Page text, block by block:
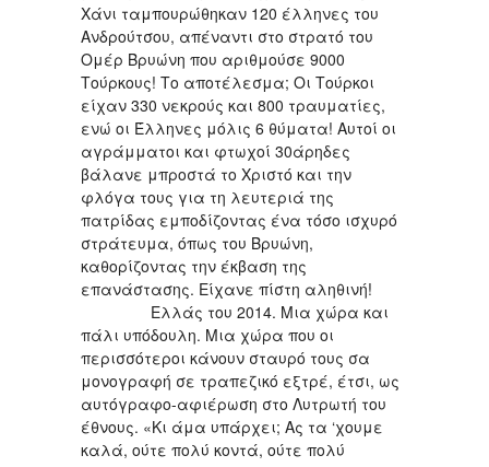
Χάνι ταμπουρώθηκαν 120 έλληνες του
Ανδρούτσου, απέναντι στο στρατό του
Ομέρ Βρυώνη που αριθμούσε 9000
Τούρκους! Το αποτέλεσμα; Οι Τούρκοι
είχαν 330 νεκρούς και 800 τραυματίες,
ενώ οι Έλληνες μόλις 6 θύματα! Αυτοί οι
αγράμματοι και φτωχοί 30άρηδες
βάλανε μπροστά το Χριστό και την
φλόγα τους για τη λευτεριά της
πατρίδας εμποδίζοντας ένα τόσο ισχυρό
στράτευμα, όπως του Βρυώνη,
καθορίζοντας την έκβαση της
επανάστασης. Είχανε πίστη αληθινή!
Ελλάς του 2014. Μια χώρα και
πάλι υπόδουλη. Μια χώρα που οι
περισσότεροι κάνουν σταυρό τους σα
μονογραφή σε τραπεζικό εξτρέ, έτσι, ως
αυτόγραφο-αφιέρωση στο Λυτρωτή του
έθνους. «Κι άμα υπάρχει; Ας τα ‘χουμε
καλά, ούτε πολύ κοντά, ούτε πολύ